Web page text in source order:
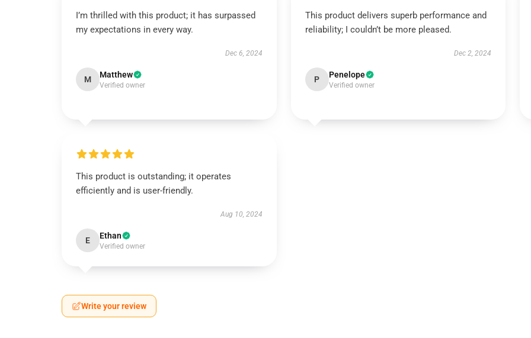
I’m thrilled with this product; it has surpassed
my expectations in every way.
Dec 6, 2024
M Matthew
Verified owner
This product delivers superb performance and
reliability; I couldn’t be more pleased.
Dec 2, 2024
P Penelope
Verified owner
This product is outstanding; it operates
efficiently and is user-friendly.
Aug 10, 2024
E Ethan
Verified owner
Write your review